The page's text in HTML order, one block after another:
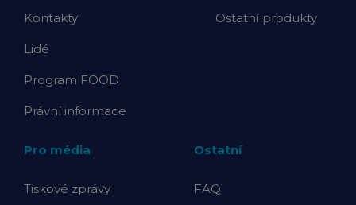
Kontakty
Lidé
Program FOOD
Právní informace
Ostatní produkty
Pro média
Tiskové zprávy
Ostatní
FAQ